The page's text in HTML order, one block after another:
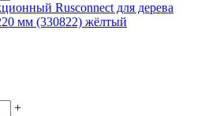
Rusconnect для дерева
мм (330822) жёлтый
+